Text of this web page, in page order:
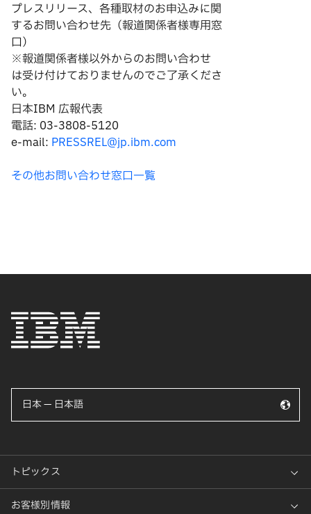
プレスリリース、各種取材のお申込みに関
するお問い合わせ先（報道関係者様専用窓
口）
※報道関係者様以外からのお問い合わせ
は受け付けておりませんのでご了承くださ
い。
日本IBM 広報代表
電話: 03-3808-5120
e-mail: PRESSREL@jp.ibm.com
その他お問い合わせ窓口一覧
日本 — 日本語